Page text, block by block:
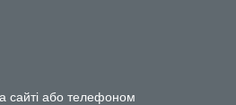
або телефоном